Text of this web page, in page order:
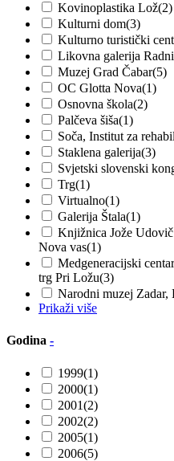
Kovinoplastika Lož(2)
Kulturni dom(3)
Kulturno turistički
Likovna galerija
Muzej Grad Čabar(5)
OC Glotta Nova(1)
Osnovna škola(2)
Palčeva šiša(1)
Soča, Institut za
Staklena galerija(3)
Svjetski slovenski
Trg(1)
Virtualno(1)
Galerija Štala(1)
Knjižnica Jože
Nova vas(1)
Medgeneracijski
trg Pri Ložu(3)
Narodni muzej Zadar,
Prikaži više
Godina -
1999(1)
2000(1)
2001(2)
2002(2)
2005(1)
2006(5)